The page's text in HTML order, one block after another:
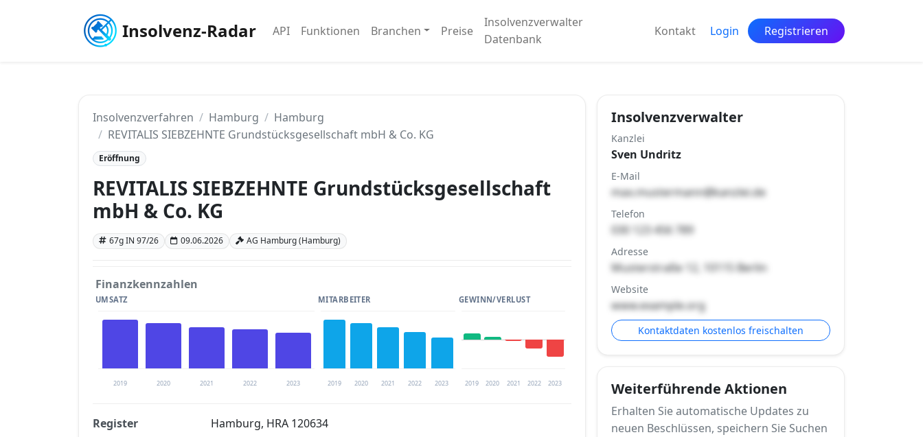
Insolvenz-Radar API Funktionen Branchen Preise
Insolvenzverwalter
Datenbank
Kontakt Login Registrieren
Insolvenzverfahren Hamburg
Hamburg
REVITALIS SIEBZEHNTE Grundstücksgesellschaft mbH & Co. KG
Eröffnung
REVITALIS SIEBZEHNTE Grundstücksgesellschaft
mbH & Co. KG
67g IN 97/26 09.06.2026 AG Hamburg (Hamburg)
Finanzkennzahlen
UMSATZ
2019 2020 2021 2022 2023
MITARBEITER
2019 2020 2021 2022 2023
GEWINN/VERLUST
2019 2020 2021 2022 2023
Register
Hamburg, HRA 120634
Insolvenzverwalter
Kanzlei
Sven Undritz
E-Mail
max.mustermann@kanzlei.de
Telefon
030 123 456 789
Adresse
Musterstraße 12, 10115 Berlin
Website
www.example.org
Kontaktdaten kostenlos freischalten
Weiterführende Aktionen
Erhalten Sie automatische Updates zu
neuen Beschlüssen, speichern Sie Suchen